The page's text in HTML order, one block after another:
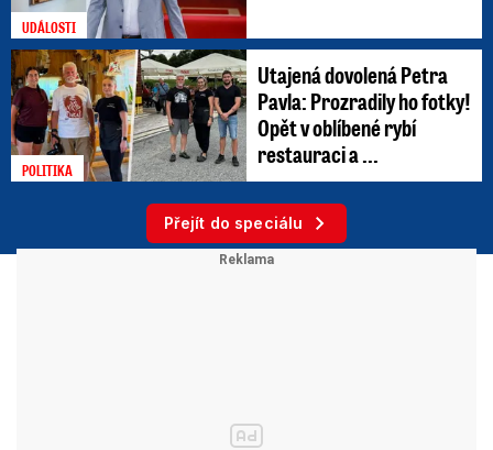
UDÁLOSTI
POLITIKA
Utajená dovolená Petra
Pavla: Prozradily ho fotky!
Opět v oblíbené rybí
restauraci a ...
Přejít do speciálu